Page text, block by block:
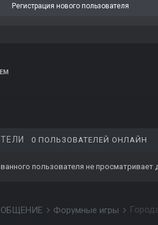
Регистрация нового пользователя
0 ПОЛЬЗОВАТЕЛЕЙ ОНЛАЙН
пользователя не просматривает
ОБЩЕНИЕ Форумные игры